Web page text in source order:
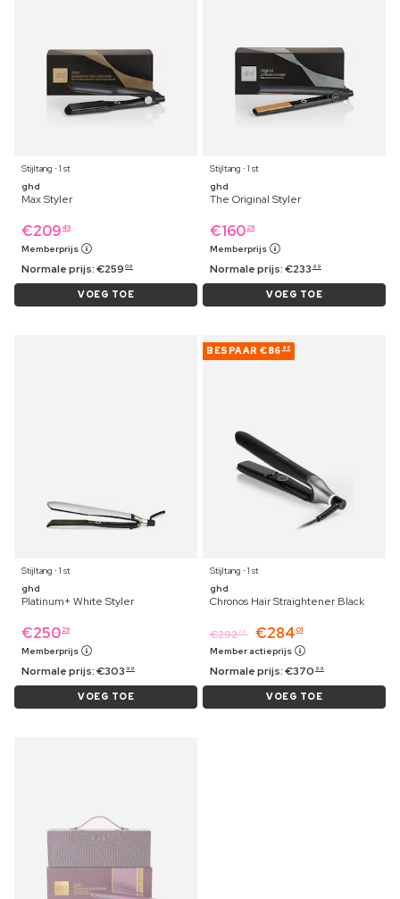
Stijltang ⋅ 1 st
ghd
Max Styler
€209 49
Memberprijs
Normale prijs:€259 09
VOEG TOE
Stijltang ⋅ 1 st
ghd
The Original Styler
€160 29
Memberprijs
Normale prijs:€233 99
VOEG TOE
Stijltang ⋅ 1 st
ghd
Platinum+ White Styler
€250 29
Memberprijs
Normale prijs:€303 99
VOEG TOE
BESPAAR €86 98
Stijltang ⋅ 1 st
ghd
Chronos Hair Straightener Black
€29279 €284 01
Member actieprijs
Normale prijs:€370 99
VOEG TOE